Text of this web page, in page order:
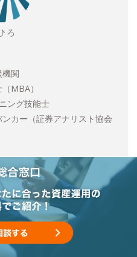
ろ
関
MBA）
ング技能士
カー（証券アナリスト協会
、税理士法人を経て現職。
助成金・融資コンサルティン
継コンサルティングを中心
て困難に直面する人や、チ
てしまう人をゼロに。